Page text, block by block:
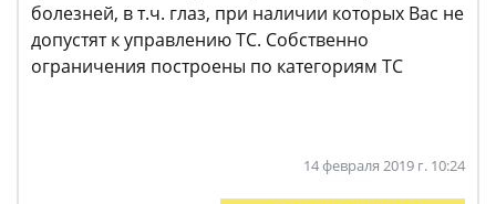
болезней, в т.ч. глаз, при наличии которых Вас не
допустят к управлению ТС. Собственно
ограничения построены по категориям ТС
14 февраля 2019 г. 10:24